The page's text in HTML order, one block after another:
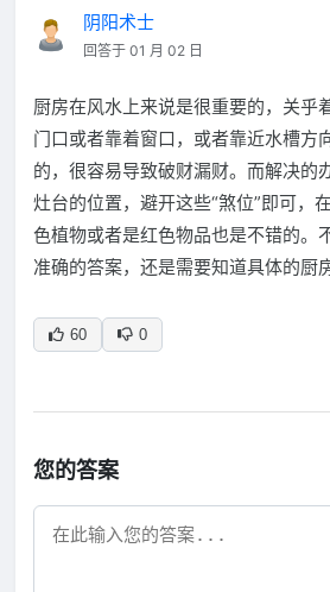
阴阳术士
回答于 01 月 02 日
厨房在风水上来说是很重要的，关乎
门口或者靠着窗口，或者靠近水槽方
的，很容易导致破财漏财。而解决的
灶台的位置，避开这些“煞位”即可，
色植物或者是红色物品也是不错的。
准确的答案，还是需要知道具体的厨
60 0
您的答案